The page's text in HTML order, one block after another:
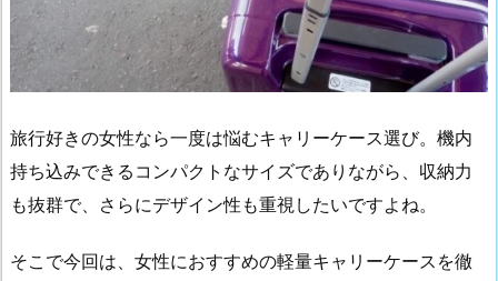
旅行好きの女性なら一度は悩むキャリーケース選び。機内
持ち込みできるコンパクトなサイズでありながら、収納力
も抜群で、さらにデザイン性も重視したいですよね。
そこで今回は、女性におすすめの軽量キャリーケースを徹